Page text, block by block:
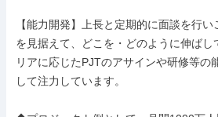
【能力開発】上長と定期的に面談を行
を見据えて、どこを・どのように伸ばし
リアに応じたPJTのアサインや研修等の
して注力しています。